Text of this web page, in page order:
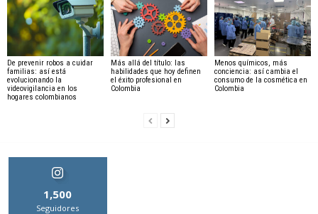
De prevenir robos a cuidar
familias: así está
evolucionando la
videovigilancia en los
hogares colombianos
Más allá del título: las
habilidades que hoy definen
el éxito profesional en
Colombia
Menos químicos, más
conciencia: así cambia el
consumo de la cosmética en
Colombia
1,500
Seguidores